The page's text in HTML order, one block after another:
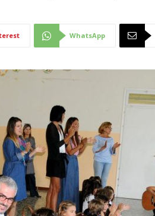
Mantova
WhatsApp